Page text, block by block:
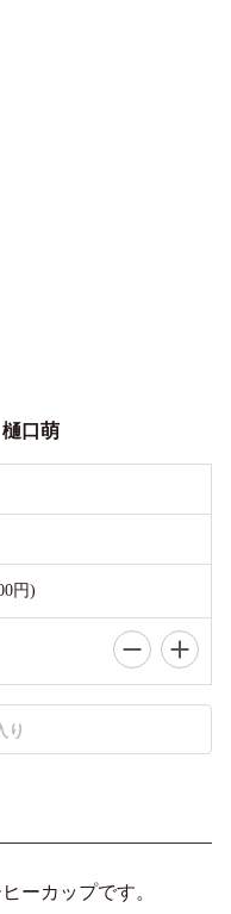
口萌
円)
り
ーカップです。